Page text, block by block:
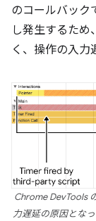
のコールバック
し発生するため
く、操作の入力
Chrome DevTools
力遅延の原因とな